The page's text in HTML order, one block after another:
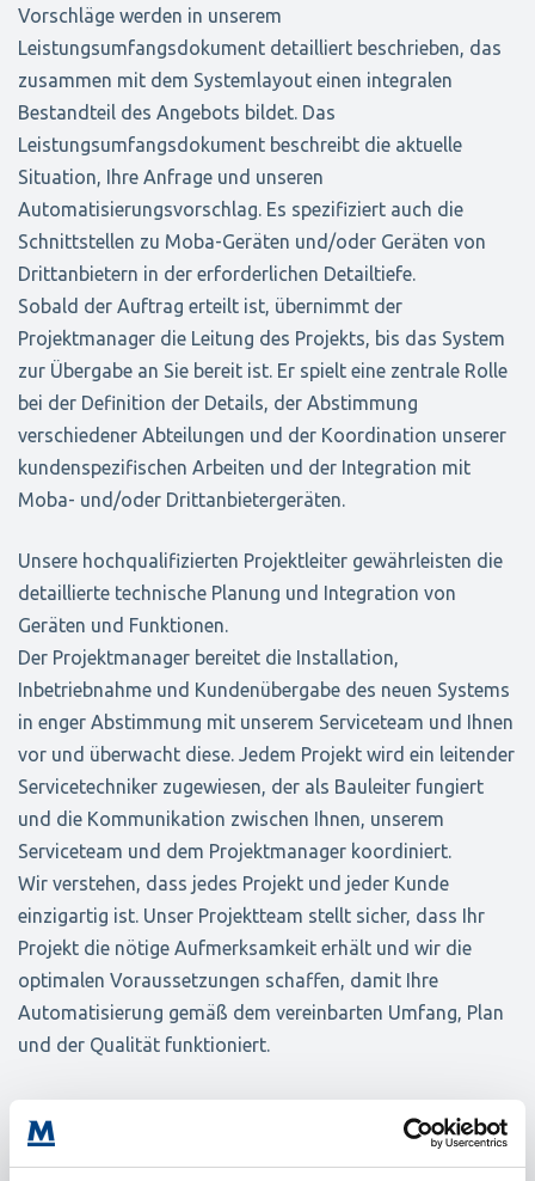
Vorschläge werden in unserem
Leistungsumfangsdokument detailliert beschrieben, das
zusammen mit dem Systemlayout einen integralen
Bestandteil des Angebots bildet. Das
Leistungsumfangsdokument beschreibt die aktuelle
Situation, Ihre Anfrage und unseren
Automatisierungsvorschlag. Es spezifiziert auch die
Schnittstellen zu Moba-Geräten und/oder Geräten von
Drittanbietern in der erforderlichen Detailtiefe.
Sobald der Auftrag erteilt ist, übernimmt der
Projektmanager die Leitung des Projekts, bis das System
zur Übergabe an Sie bereit ist. Er spielt eine zentrale Rolle
bei der Definition der Details, der Abstimmung
verschiedener Abteilungen und der Koordination unserer
kundenspezifischen Arbeiten und der Integration mit
Moba- und/oder Drittanbietergeräten.
Unsere hochqualifizierten Projektleiter gewährleisten die
detaillierte technische Planung und Integration von
Geräten und Funktionen.
Der Projektmanager bereitet die Installation,
Inbetriebnahme und Kundenübergabe des neuen Systems
in enger Abstimmung mit unserem Serviceteam und Ihnen
vor und überwacht diese. Jedem Projekt wird ein leitender
Servicetechniker zugewiesen, der als Bauleiter fungiert
und die Kommunikation zwischen Ihnen, unserem
Serviceteam und dem Projektmanager koordiniert.
Wir verstehen, dass jedes Projekt und jeder Kunde
einzigartig ist. Unser Projektteam stellt sicher, dass Ihr
Projekt die nötige Aufmerksamkeit erhält und wir die
optimalen Voraussetzungen schaffen, damit Ihre
Automatisierung gemäß dem vereinbarten Umfang, Plan
und der Qualität funktioniert.